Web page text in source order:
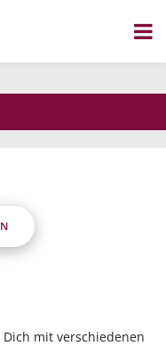
mit verschiedenen